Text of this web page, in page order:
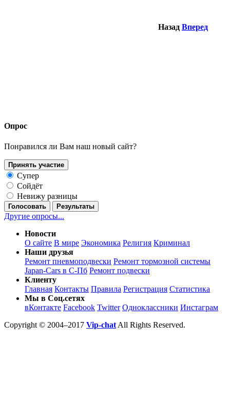
Назад Вперед
Опрос
Понравился ли Вам наш новый сайт?
Принять участие
Супер
Сойдёт
Невижу разницы
Голосовать Результаты
Другие опросы...
Новости
О сайте В мире Экономика Религия Криминал
Наши друзья
Ремонт пневмоподвески Ремонт тормозной системы
Japan-Cars в С-Пб Ремонт подвески
Клиенту
Главная Контакты Правила Регистрация Статистика
Мы в Соц.сетях
вКонтакте Facebook Twitter Одноклассники Инстаграм
Copyright © 2004–2017 Vip-chat All Rights Reserved.